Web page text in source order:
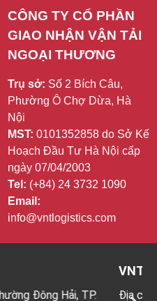
CÔNG TY CỔ PHẦN
GIAO NHẬN VẬN TẢI
NGOẠI THƯƠNG
Trụ sở: Số 2 Bích Câu,
Phường Ô Chợ Dừa, Hà
Nội
MST: 0101352858 do Sở Kế
Hoạch Đầu Tư Hà Nội cấp
ngày 07/04/2003
Tel: (+84) 24 3732 1090
Email:
info@vntlogistics.com
Hải, TP.
VNT
Địa chỉ: Tầng 6